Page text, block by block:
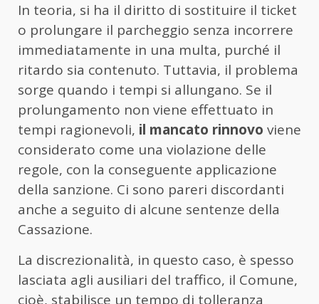
In teoria, si ha il diritto di sostituire il ticket
o prolungare il parcheggio senza incorrere
immediatamente in una multa, purché il
ritardo sia contenuto. Tuttavia, il problema
sorge quando i tempi si allungano. Se il
prolungamento non viene effettuato in
tempi ragionevoli, il mancato rinnovo viene
considerato come una violazione delle
regole, con la conseguente applicazione
della sanzione. Ci sono pareri discordanti
anche a seguito di alcune sentenze della
Cassazione.
La discrezionalità, in questo caso, è spesso
lasciata agli ausiliari del traffico, il Comune,
cioè, stabilisce un tempo di tolleranza